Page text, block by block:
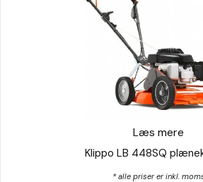
Klippo LB 448SQ
Læs mere
* alle priser er inkl.